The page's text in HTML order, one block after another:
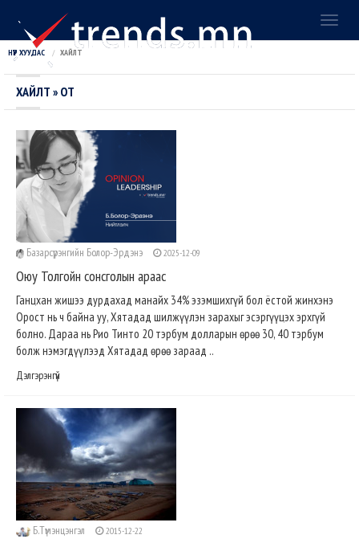
НҮҮР ХУУДАС ХАЙЛТ
ХАЙЛТ » OT
Базарсүрэнгийн Болор-Эрдэнэ 2025-12-09
Оюу Толгойн сонсголын араас
Ганцхан жишээ дурдахад манайх 34% эзэмшихгүй бол ёстой жинхэнэ
Орост нь ч байна уу, Хятадад шилжүүлэн зарахыг эсэргүүцэх эрхгүй
болно. Дараа нь Рио Тинто 20 тэрбум долларын өрөө 30, 40 тэрбум
болж нэмэгдүүлээд Хятадад өрөө зараад ..
Дэлгэрэнгүй
Б.Түмэнцэнгэл 2015-12-22